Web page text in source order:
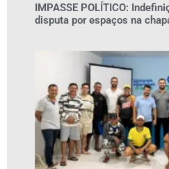
IMPASSE POLÍTICO:
disputa por espaços na